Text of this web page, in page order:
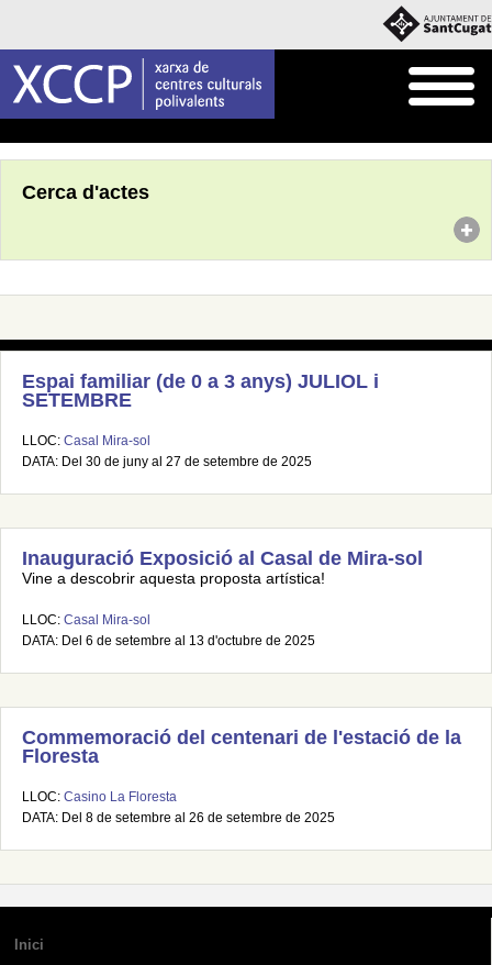
Cerca d'actes
Espai familiar (de 0 a 3 anys) JULIOL i
SETEMBRE
LLOC: Casal Mira-sol
DATA: Del 30 de juny al 27 de setembre de 2025
Inauguració Exposició al Casal de Mira-sol
Vine a descobrir aquesta proposta artística!
LLOC: Casal Mira-sol
DATA: Del 6 de setembre al 13 d'octubre de 2025
Commemoració del centenari de l'estació de la
Floresta
LLOC: Casino La Floresta
DATA: Del 8 de setembre al 26 de setembre de 2025
Inici